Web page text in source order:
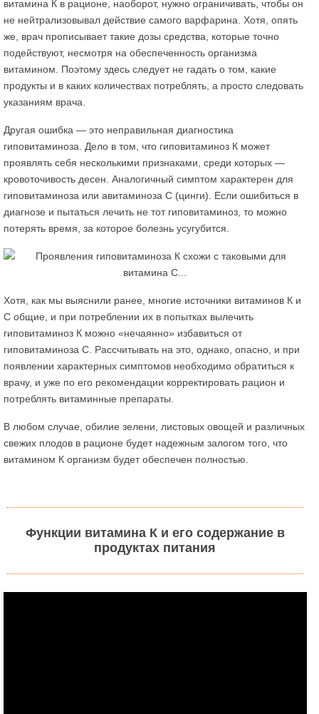
витамина К в рационе, наоборот, нужно ограничивать, чтобы он
не нейтрализовывал действие самого варфарина. Хотя, опять
же, врач прописывает такие дозы средства, которые точно
подействуют, несмотря на обеспеченность организма
витамином. Поэтому здесь следует не гадать о том, какие
продукты и в каких количествах потреблять, а просто следовать
указаниям врача.
Другая ошибка — это неправильная диагностика
гиповитаминоза. Дело в том, что гиповитаминоз К может
проявлять себя несколькими признаками, среди которых —
кровоточивость десен. Аналогичный симптом характерен для
гиповитаминоза или авитаминоза С (цинги). Если ошибиться в
диагнозе и пытаться лечить не тот гиповитаминоз, то можно
потерять время, за которое болезнь усугубится.
Хотя, как мы выяснили ранее, многие источники витаминов К и
С общие, и при потреблении их в попытках вылечить
гиповитаминоз К можно «нечаянно» избавиться от
гиповитаминоза С. Рассчитывать на это, однако, опасно, и при
появлении характерных симптомов необходимо обратиться к
врачу, и уже по его рекомендации корректировать рацион и
потреблять витаминные препараты.
В любом случае, обилие зелени, листовых овощей и различных
свежих плодов в рационе будет надежным залогом того, что
витамином К организм будет обеспечен полностью.
Функции витамина К и его содержание в
продуктах питания